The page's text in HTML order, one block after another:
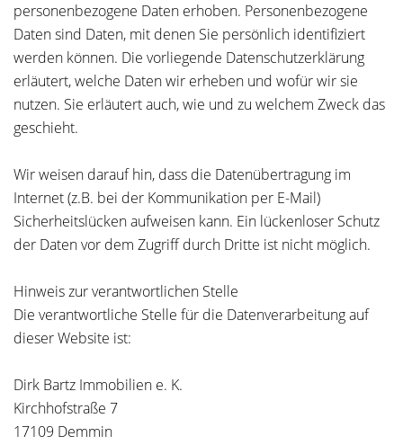
personenbezogene Daten erhoben. Personenbezogene
Daten sind Daten, mit denen Sie persönlich identifiziert
werden können. Die vorliegende Datenschutzerklärung
erläutert, welche Daten wir erheben und wofür wir sie
nutzen. Sie erläutert auch, wie und zu welchem Zweck das
geschieht.
Wir weisen darauf hin, dass die Datenübertragung im
Internet (z.B. bei der Kommunikation per E-Mail)
Sicherheitslücken aufweisen kann. Ein lückenloser Schutz
der Daten vor dem Zugriff durch Dritte ist nicht möglich.
Hinweis zur verantwortlichen Stelle
Die verantwortliche Stelle für die Datenverarbeitung auf
dieser Website ist:
Dirk Bartz Immobilien e. K.
Kirchhofstraße 7
17109 Demmin